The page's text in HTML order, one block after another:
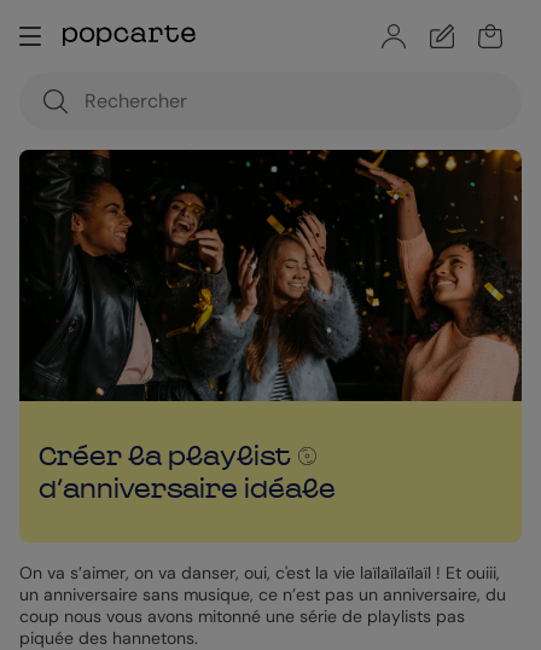
Créer la playlist
d'anniversaire idéale
On va s’aimer, on va danser, oui, c'est la vie laïlaïlaïlaïl ! Et ouiii,
un anniversaire sans musique, ce n’est pas un anniversaire, du
coup nous vous avons mitonné une série de playlists pas
piquée des hannetons.